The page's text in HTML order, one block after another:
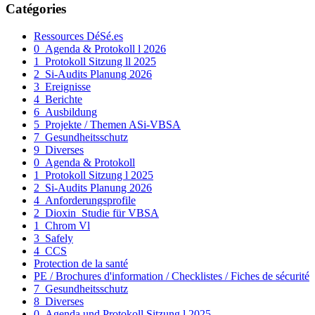
Catégories
Ressources DéSé.es
0_Agenda & Protokoll l 2026
1_Protokoll Sitzung ll 2025
2_Si-Audits Planung 2026
3_Ereignisse
4_Berichte
6_Ausbildung
5_Projekte / Themen ASi-VBSA
7_Gesundheitsschutz
9_Diverses
0_Agenda & Protokoll
1_Protokoll Sitzung l 2025
2_Si-Audits Planung 2026
4_Anforderungsprofile
2_Dioxin_Studie für VBSA
1_Chrom Vl
3_Safely
4_CCS
Protection de la santé
PE / Brochures d'information / Checklistes / Fiches de sécurité
7_Gesundheitsschutz
8_Diverses